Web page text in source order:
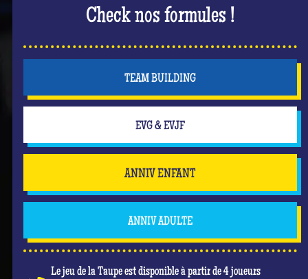
Check nos formules !
TEAM BUILDING
EVG & EVJF
ANNIV ENFANT
ANNIV ADULTE
Le jeu de la Taupe est disponible à partir de 4 joueurs